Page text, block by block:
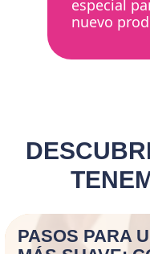
especial
nuevo
PASOS PARA